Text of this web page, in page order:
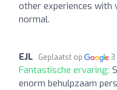
other experiences with
normal.
EJL Geplaatst op 3
Fantastische ervaring:
enorm behulpzaam